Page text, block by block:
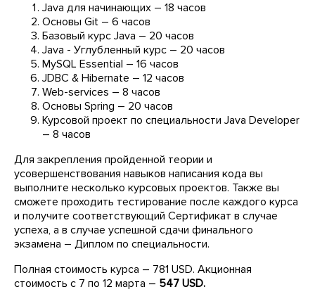
Java для начинающих – 18 часов
Основы Git – 6 часов
Базовый курс Java – 20 часов
Java - Углубленный курс – 20 часов
MySQL Essential – 16 часов
JDBC & Hibernate – 12 часов
Web-services – 8 часов
Основы Spring – 20 часов
Курсовой проект по специальности Java Developer
– 8 часов
Для закрепления пройденной теории и
усовершенствования навыков написания кода вы
выполните несколько курсовых проектов. Также вы
сможете проходить тестирование после каждого курса
и получите соответствующий Сертификат в случае
успеха, а в случае успешной сдачи финального
экзамена – Диплом по специальности.
Полная стоимость курса – 781 USD. Акционная
стоимость с 7 по 12 марта – 547 USD.